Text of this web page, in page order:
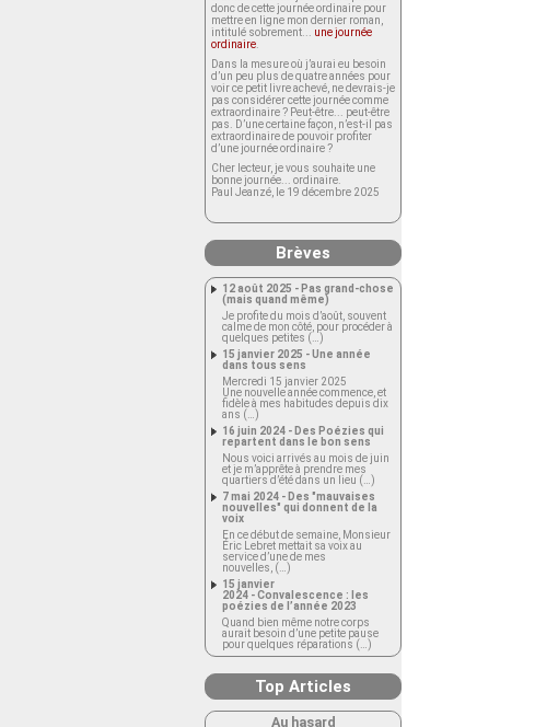
donc de cette journée ordinaire pour
mettre en ligne mon dernier roman,
intitulé sobrement... une journée
ordinaire
Dans la mesure où j’aurai eu besoin
d’un peu plus de quatre années pour
voir ce petit livre achevé, ne devrais-je
pas considérer cette journée comme
extraordinaire ? Peut-être... peut-être
pas. D’une certaine façon, n’est-il pas
extraordinaire de pouvoir profiter
d’une journée ordinaire ?
Cher lecteur, je vous souhaite une
bonne journée... ordinaire.
Paul Jeanzé, le 19 décembre 2025
Brèves
12 août 2025 - Pas grand-chose
(mais quand même)
Je profite du mois d’août, souvent
calme de mon côté, pour procéder à
quelques petites (…)
15 janvier 2025 - Une année
dans tous sens
Mercredi 15 janvier 2025
Une nouvelle année commence, et
fidèle à mes habitudes depuis dix
ans (…)
16 juin 2024 - Des Poézies qui
repartent dans le bon sens
Nous voici arrivés au mois de juin
et je m’apprête à prendre mes
quartiers d’été dans un lieu (…)
7 mai 2024 - Des "mauvaises
nouvelles" qui donnent de la
voix
En ce début de semaine, Monsieur
Éric Lebret mettait sa voix au
service d’une de mes
nouvelles, (…)
15 janvier
2024 - Convalescence : les
poézies de l’année 2023
Quand bien même notre corps
aurait besoin d’une petite pause
pour quelques réparations (…)
Top Articles
Au hasard